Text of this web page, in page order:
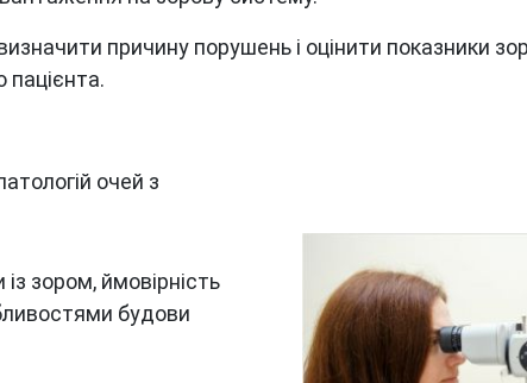
причину порушень і оцінити показники
пацієнта.
очей з
зором, ймовірність
будови